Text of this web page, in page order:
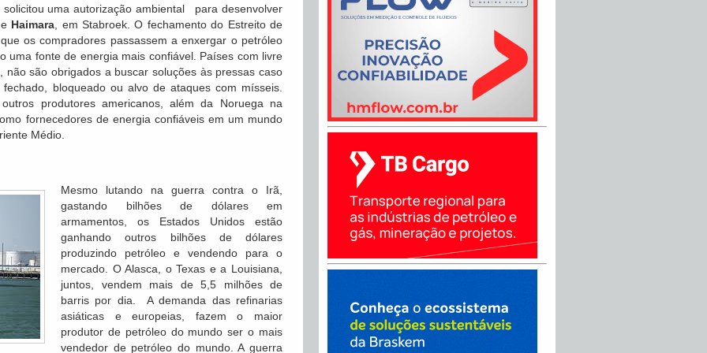
uma autorização ambiental para desenvolver
Haimara , em Stabroek. O fechamento do Estreito de
os compradores passassem a enxergar o petróleo
uma fonte de energia mais confiável. Países com livre
não são obrigados a buscar soluções às pressas caso
bloqueado ou alvo de ataques com mísseis.
produtores americanos, além da Noruega na
fornecedores de energia confiáveis ​​em um mundo
Médio.
Mesmo lutando na guerra contra o Irã,
gastando bilhões de dólares em
armamentos, os Estados Unidos estão
ganhando outros bilhões de dólares
produzindo petróleo e vendendo para o
mercado. O Alasca, o Texas e a Louisiana,
juntos, vendem mais de 5,5 milhões de
barris por dia. A demanda das refinarias
asiáticas e europeias, fazem o maior
produtor de petróleo do mundo ser o mais
vendedor de petróleo do mundo. A guerra